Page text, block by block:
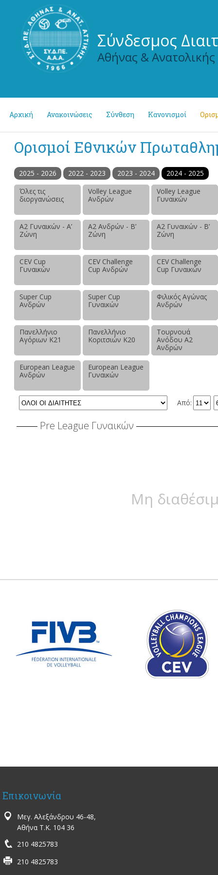
Σύνδεσμος
Αθήνας & Ανατολικής
Αρχική Ανακοινώσεις Σύνθεση Κανονισμοί
Ορισμοί Εθνικών
2025 - 2026 2022 - 2023 2023 - 2024
2024 - 2025
Όλες τις
διοργανώσεις
Volley League
Ανδρών
Volley League
Γυναικών
Α2 Γυναικών - Α’
Ζώνη
Α2 Ανδρών - Β’
Ζώνη
Α2 Γυναικών - Β’
Ζώνη
CEV Cup
Γυναικών
CEV Challenge
Cup Ανδρών
CEV Challenge
Cup Γυναικών
Super Cup
Ανδρών
Super Cup
Γυναικών
Φιλικός Αγώνας
Ανδρών
Πανελλήνιο
Αγόριων Κ21
Πανελλήνιο
Κοριτσιών Κ20
Τουρνουά
Ανόδου Α2
Ανδρών
European League
Ανδρών
European League
Γυναικών
Από:
Pre League Γυναικών
Μη
Επικοινωνία
Μεγ. Αλεξάνδρου 46-48,
Αθήνα Τ.Κ. 104 36
210 4825783
210 4825783